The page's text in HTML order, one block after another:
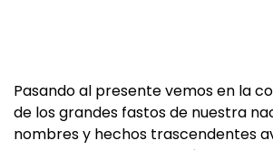
Pasando al presente vemos en la
de los grandes fastos de nuestra
nombres y hechos trascendentes